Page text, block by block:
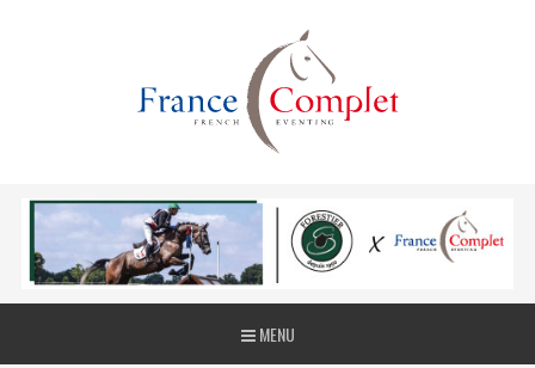
MENU
La journée du complet & le derby cross
indoor reviennent le 23 Janvier 2027 !